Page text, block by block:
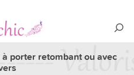
porter retombant ou avec